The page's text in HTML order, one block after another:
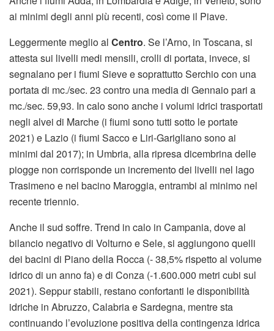
ai minimi degli anni più recenti, così come il Piave.
Leggermente meglio al Centro. Se l’Arno, in Toscana, si
attesta sui livelli medi mensili, crolli di portata, invece, si
segnalano per i fiumi Sieve e soprattutto Serchio con una
portata di mc./sec. 23 contro una media di Gennaio pari a
mc./sec. 59,93. In calo sono anche i volumi idrici trasportati
negli alvei di Marche (i fiumi sono tutti sotto le portate
2021) e Lazio (i fiumi Sacco e Liri-Garigliano sono ai
minimi dal 2017); in Umbria, alla ripresa dicembrina delle
piogge non corrisponde un incremento dei livelli nel lago
Trasimeno e nel bacino Maroggia, entrambi al minimo nel
recente triennio.
Anche il sud soffre. Trend in calo in Campania, dove al
bilancio negativo di Volturno e Sele, si aggiungono quelli
dei bacini di Piano della Rocca (- 38,5% rispetto al volume
idrico di un anno fa) e di Conza (-1.600.000 metri cubi sul
2021). Seppur stabili, restano confortanti le disponibilità
idriche in Abruzzo, Calabria e Sardegna, mentre sta
continuando l’evoluzione positiva della contingenza idrica